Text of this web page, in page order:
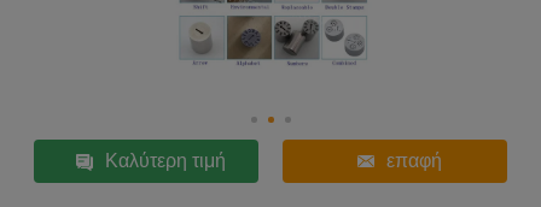
Καλύτερη τιμή επαφή